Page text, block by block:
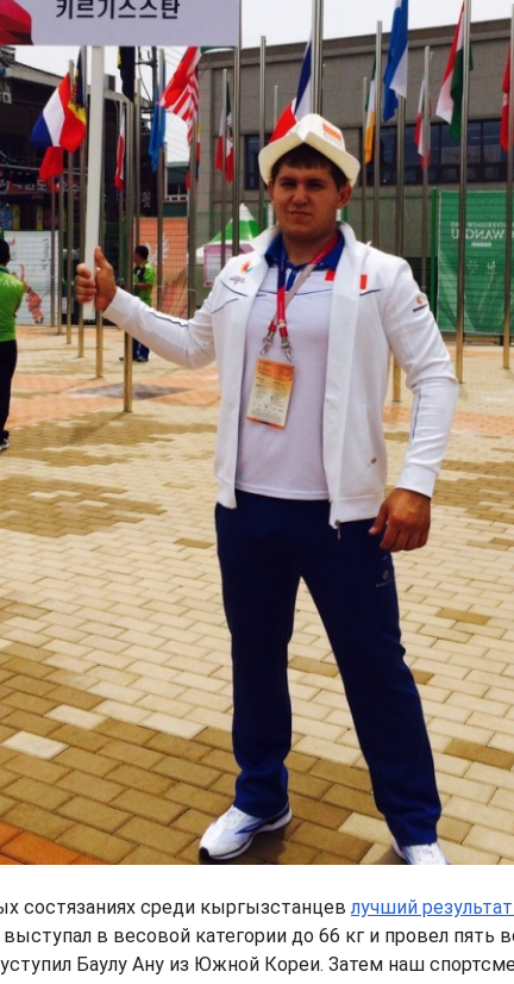
состязаниях среди кыргызстанцевлучший
в весовой категории до 66 кг и провел пять
Баулу Ану из Южной Кореи. Затем наш